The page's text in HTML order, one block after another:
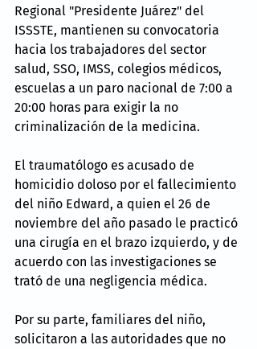
Regional "Presidente Juárez" del
ISSSTE, mantienen su convocatoria
hacia los trabajadores del sector
salud, SSO, IMSS, colegios médicos,
escuelas a un paro nacional de 7:00 a
20:00 horas para exigir la no
criminalización de la medicina.
El traumatólogo es acusado de
homicidio doloso por el fallecimiento
del niño Edward, a quien el 26 de
noviembre del año pasado le practicó
una cirugía en el brazo izquierdo, y de
acuerdo con las investigaciones se
trató de una negligencia médica.
Por su parte, familiares del niño,
solicitaron a las autoridades que no